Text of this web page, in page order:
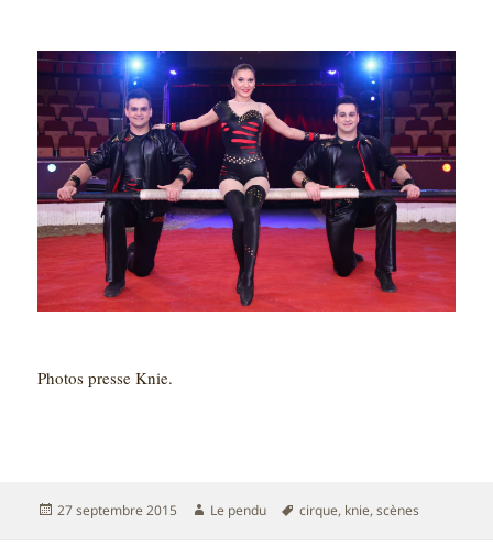
Photos presse Knie.
Publié
27 septembre 2015 Auteur
Le pendu
Mots-
cirque, knie,scènes